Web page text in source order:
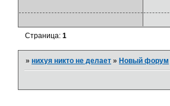
Страница:1
»нихуя никто не делает »Новый форум